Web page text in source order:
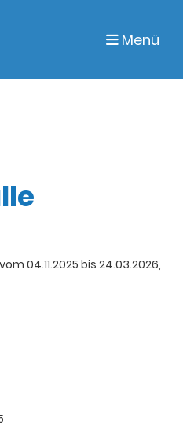
Menü
04.11.2025 bis 24.03.2026,